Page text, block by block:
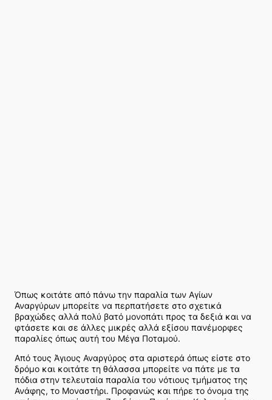
Όπως κοιτάτε από πάνω την παραλία των Αγίων
Αναργύρων μπορείτε να περπατήσετε στο σχετικά
βραχώδες αλλά πολύ βατό μονοπάτι προς τα δεξιά και να
φτάσετε και σε άλλες μικρές αλλά εξίσου πανέμορφες
παραλίες όπως αυτή του Μέγα Ποταμού.
Από τους Άγιους Αναργύρος στα αριστερά όπως είστε στο
δρόμο και κοιτάτε τη θάλασσα μπορείτε να πάτε με τα
πόδια στην τελευταία παραλία του νότιους τμήματος της
Ανάφης, το Μοναστήρι. Προφανώς και πήρε το όνομα της